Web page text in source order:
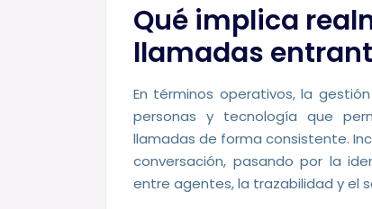
Qué implica
llamadas
En términos operativos, la
personas y tecnología que
llamadas de forma consistente.
conversación, pasando por la
entre agentes, la trazabilidad y el